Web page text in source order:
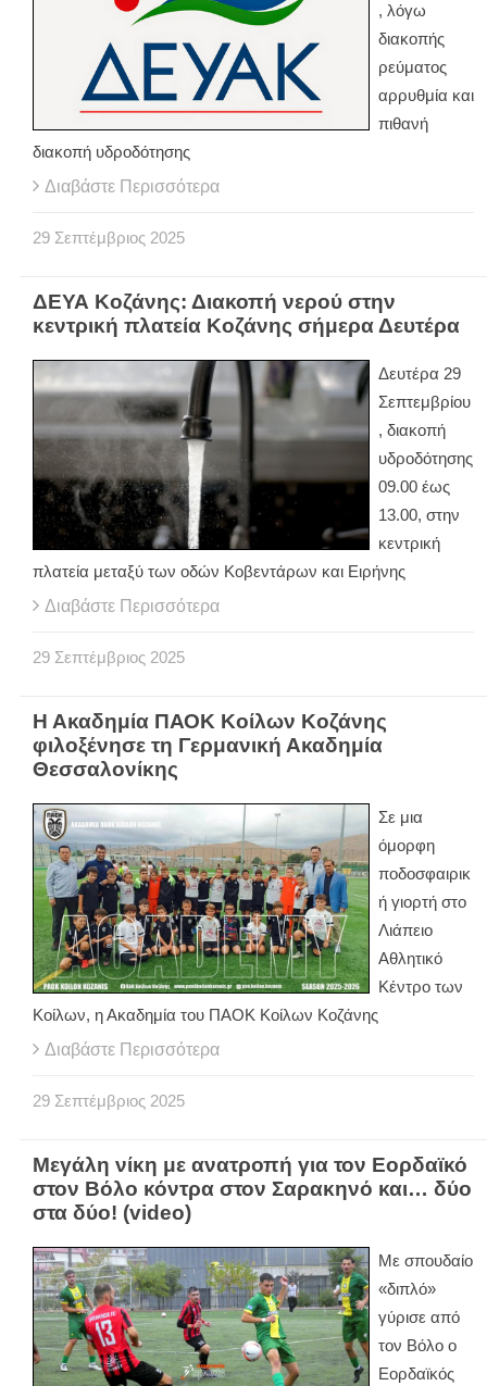
, λόγω
διακοπής
ρεύματος
αρρυθμία και
πιθανή
διακοπή υδροδότησης
Διαβάστε Περισσότερα
29 Σεπτέμβριος 2025
ΔΕΥΑ Κοζάνης: Διακοπή νερού στην
κεντρική πλατεία Κοζάνης σήμερα Δευτέρα
Δευτέρα 29
Σεπτεμβρίου
, διακοπή
υδροδότησης
09.00 έως
13.00, στην
κεντρική
πλατεία μεταξύ των οδών Κοβεντάρων και Ειρήνης
Διαβάστε Περισσότερα
29 Σεπτέμβριος 2025
Η Ακαδημία ΠΑΟΚ Κοίλων Κοζάνης
φιλοξένησε τη Γερμανική Ακαδημία
Θεσσαλονίκης
Σε μια
όμορφη
ποδοσφαιρικ
ή γιορτή στο
Λιάπειο
Αθλητικό
Κέντρο των
Κοίλων, η Ακαδημία του ΠΑΟΚ Κοίλων Κοζάνης
Διαβάστε Περισσότερα
29 Σεπτέμβριος 2025
Μεγάλη νίκη με ανατροπή για τον Εορδαϊκό
στον Βόλο κόντρα στον Σαρακηνό και… δύο
στα δύο! (video)
Με σπουδαίο
«διπλό»
γύρισε από
τον Βόλο ο
Εορδαϊκός